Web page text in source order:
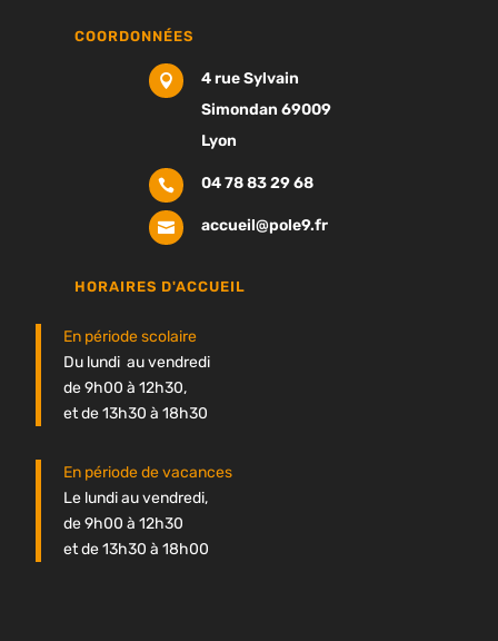
COORDONNÉES

4 rue Sylvain
Simondan 69009
Lyon
 04 78 83 29 68
 accueil@pole9.fr
HORAIRES D'ACCUEIL
En période scolaire
Du lundi au vendredi
de 9h00 à 12h30,
et de 13h30 à 18h30
En période de vacances
Le lundi au vendredi,
de 9h00 à 12h30
et de 13h30 à 18h00